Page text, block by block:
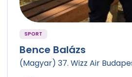
SPORT
Bence Balázs
(Magyar) 37. Wizz Air